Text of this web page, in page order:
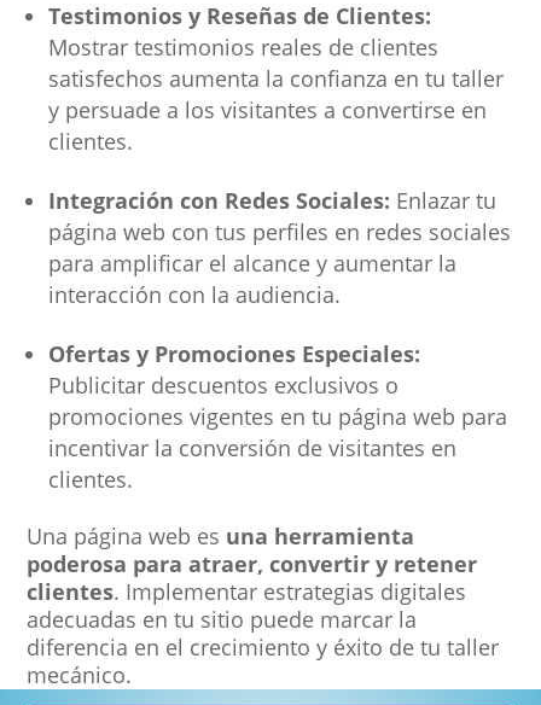
Testimonios y Reseñas de Clientes:
Mostrar testimonios reales de clientes
satisfechos aumenta la confianza en tu taller
y persuade a los visitantes a convertirse en
clientes.
Integración con Redes Sociales: Enlazar tu
página web con tus perfiles en redes sociales
para amplificar el alcance y aumentar la
interacción con la audiencia.
Ofertas y Promociones Especiales:
Publicitar descuentos exclusivos o
promociones vigentes en tu página web para
incentivar la conversión de visitantes en
clientes.
Una página web es una herramienta
poderosa para atraer, convertir y retener
clientes. Implementar estrategias digitales
adecuadas en tu sitio puede marcar la
diferencia en el crecimiento y éxito de tu taller
mecánico.